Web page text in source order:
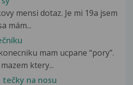
mensi dotaz. Je mi 19a jsem
mám...
mam ucpane “pory”.
ktery...
tečky na nosu